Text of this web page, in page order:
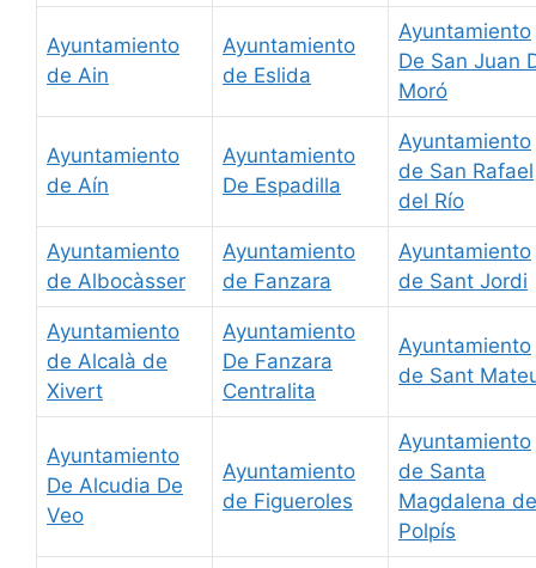
Ayuntamiento
de Ain
Ayuntamiento
de Eslida
Ayuntamiento
De San Juan
Moró
Ayuntamiento
de Aín
Ayuntamiento
De Espadilla
Ayuntamiento
de San Rafael
del Río
Ayuntamiento
de Albocàsser
Ayuntamiento
de Fanzara
Ayuntamiento
de Sant Jordi
Ayuntamiento
de Alcalà de
Xivert
Ayuntamiento
De Fanzara
Centralita
Ayuntamiento
de Sant
Ayuntamiento
De Alcudia De
Veo
Ayuntamiento
de Figueroles
Ayuntamiento
de Santa
Magdalena de
Polpís